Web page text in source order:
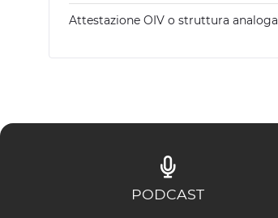
Attestazione OIV o struttura analoga
PODCAST